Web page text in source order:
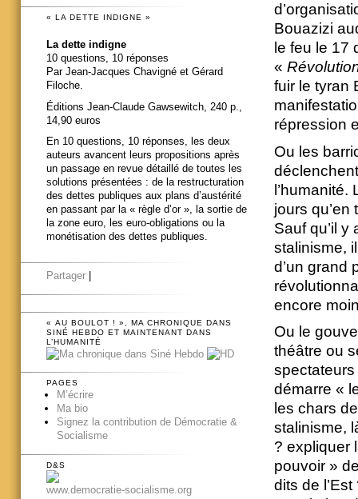
Bouazizi
le feu le 17
«
fuir le tyran
répression
Ou les
jours
Sauf qu’il
stalinisme,
d’un grand
encore
Ou le
théâtre ou
spectateurs
démarre «
les chars
stalinisme,
? expliquer
pouvoir »
dits de
« LA DETTE INDIGNE »
La dette indigne
10 questions, 10 réponses
Par Jean-Jacques Chavigné et Gérard
Filoche.
Éditions Jean-Claude Gawsewitch, 240 p.,
14,90 euros
En 10 questions, 10 réponses, les deux
auteurs avancent leurs propositions après
un passage en revue détaillé de toutes les
solutions présentées : de la restructuration
des dettes publiques aux plans d’austérité
en passant par la « règle d’or », la sortie de
la zone euro, les euro-obligations ou la
monétisation des dettes publiques.
Partager
« AU BOULOT ! », MA CHRONIQUE DANS
SINÉ HEBDO ET MAINTENANT DANS
L’HUMANITÉ
PAGES
M’écrire
Ma bio
Signez la contribution de Démocratie &
Socialisme
D&S
www.democratie-socialisme.org